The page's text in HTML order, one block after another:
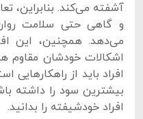
آشفته می‌کند. بنابراین،
و گاهی حتی سلامت
می‌دهد. همچنین، این
اشکالات خودشان مقاوم
افراد باید از
بیشترین سود را داشته
افراد خودشیفته را بدانید.